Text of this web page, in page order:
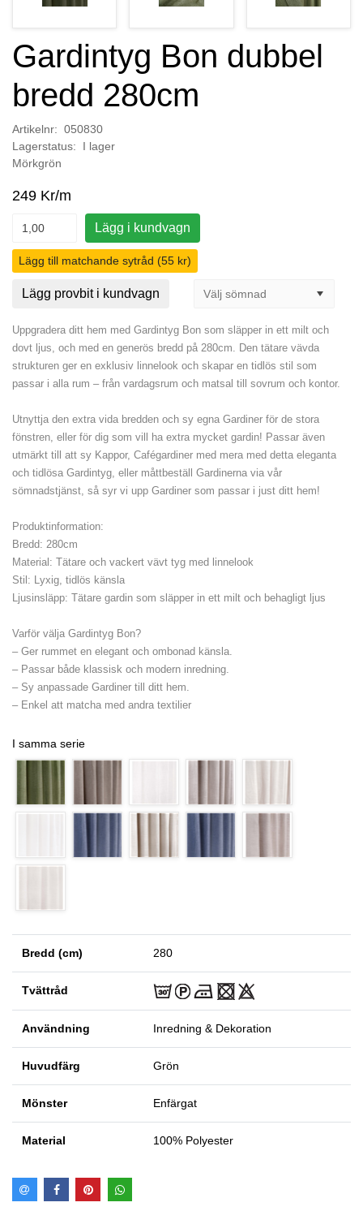
Gardintyg Bon dubbel
bredd 280cm
Artikelnr: 050830
Lagerstatus: I lager
Mörkgrön
249 Kr/m
Lägg i kundvagn
Lägg till matchande sytråd (55 kr)
Lägg provbit i kundvagn
Uppgradera ditt hem med Gardintyg Bon som släpper in ett milt och
dovt ljus, och med en generös bredd på 280cm. Den tätare vävda
strukturen ger en exklusiv linnelook och skapar en tidlös stil som
passar i alla rum – från vardagsrum och matsal till sovrum och kontor.
Utnyttja den extra vida bredden och sy egna Gardiner för de stora
fönstren, eller för dig som vill ha extra mycket gardin! Passar även
utmärkt till att sy Kappor, Cafégardiner med mera med detta eleganta
och tidlösa Gardintyg, eller måttbeställ Gardinerna via vår
sömnadstjänst, så syr vi upp Gardiner som passar i just ditt hem!
Produktinformation:
Bredd: 280cm
Material: Tätare och vackert vävt tyg med linnelook
Stil: Lyxig, tidlös känsla
Ljusinsläpp: Tätare gardin som släpper in ett milt och behagligt ljus
Varför välja Gardintyg Bon?
– Ger rummet en elegant och ombonad känsla.
– Passar både klassisk och modern inredning.
– Sy anpassade Gardiner till ditt hem.
– Enkel att matcha med andra textilier
I samma serie
Bredd (cm) 280
Tvättråd
Användning Inredning & Dekoration
Huvudfärg Grön
Mönster Enfärgat
Material 100% Polyester